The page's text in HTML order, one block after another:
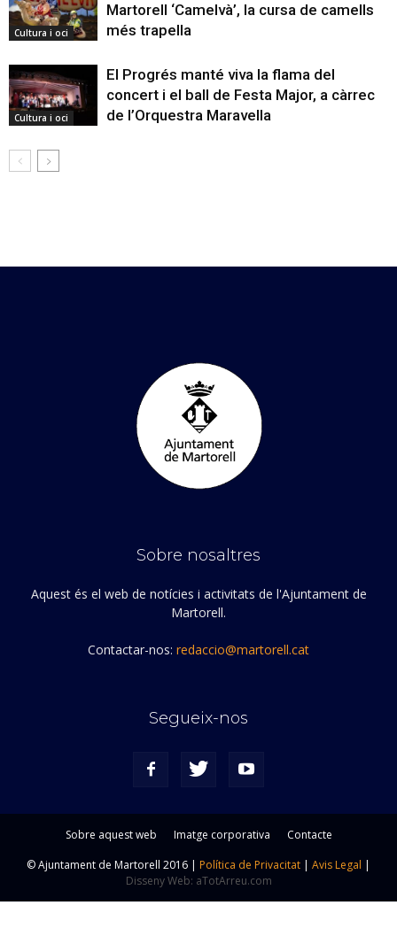
Cultura i oci
Martorell ‘Camelvà’, la cursa de camells
més trapella
Cultura i oci
El Progrés manté viva la flama del
concert i el ball de Festa Major, a càrrec
de l’Orquestra Maravella
Sobre nosaltres
Aquest és el web de notícies i activitats de l'Ajuntament de
Martorell.
Contactar-nos: redaccio@martorell.cat
Segueix-nos
Sobre aquest web Imatge corporativa
Contacte
© Ajuntament de Martorell 2016 | Política de Privacitat | Avis Legal |
Disseny Web: aTotArreu.com